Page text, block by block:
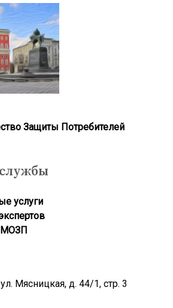
Защиты Потребителей
услуги
МОЗП
Мясницкая, д. 44/1, стр. 3